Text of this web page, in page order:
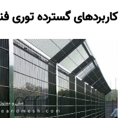
کاربردهای گسترده